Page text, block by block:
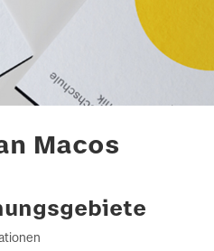
Macos